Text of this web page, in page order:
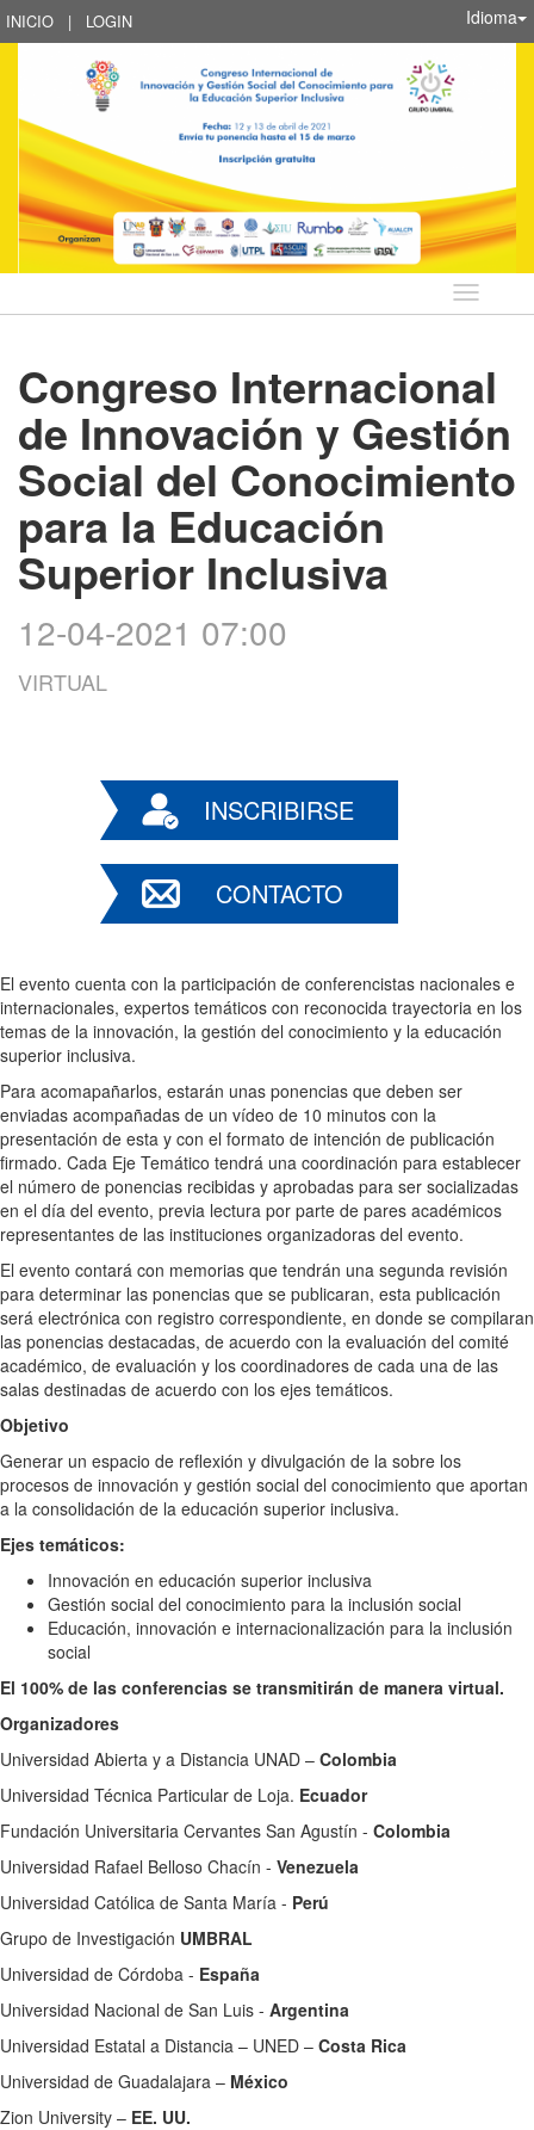
INICIO | LOGIN Idioma
Idioma
Congreso Internacional
de Innovación y Gestión
Social del Conocimiento
para la Educación
Superior Inclusiva
12-04-2021 07:00
VIRTUAL
INSCRIBIRSE
CONTACTO
El evento cuenta con la participación de conferencistas nacionales e
internacionales, expertos temáticos con reconocida trayectoria en los
temas de la innovación, la gestión del conocimiento y la educación
superior inclusiva.
Para acomapañarlos, estarán unas ponencias que deben ser
enviadas acompañadas de un vídeo de 10 minutos con la
presentación de esta y con el formato de intención de publicación
firmado. Cada Eje Temático tendrá una coordinación para establecer
el número de ponencias recibidas y aprobadas para ser socializadas
en el día del evento, previa lectura por parte de pares académicos
representantes de las instituciones organizadoras del evento.
El evento contará con memorias que tendrán una segunda revisión
para determinar las ponencias que se publicaran, esta publicación
será electrónica con registro correspondiente, en donde se compilaran
las ponencias destacadas, de acuerdo con la evaluación del comité
académico, de evaluación y los coordinadores de cada una de las
salas destinadas de acuerdo con los ejes temáticos.
Objetivo
Generar un espacio de reflexión y divulgación de la sobre los
procesos de innovación y gestión social del conocimiento que aportan
a la consolidación de la educación superior inclusiva.
Ejes temáticos:
Innovación en educación superior inclusiva
Gestión social del conocimiento para la inclusión social
Educación, innovación e internacionalización para la inclusión
social
El 100% de las conferencias se transmitirán de manera virtual.
Organizadores
Universidad Abierta y a Distancia UNAD – Colombia
Universidad Técnica Particular de Loja. Ecuador
Fundación Universitaria Cervantes San Agustín - Colombia
Universidad Rafael Belloso Chacín - Venezuela
Universidad Católica de Santa María - Perú
Grupo de Investigación UMBRAL
Universidad de Córdoba - España
Universidad Nacional de San Luis - Argentina
Universidad Estatal a Distancia – UNED – Costa Rica
Universidad de Guadalajara – México
Zion University – EE. UU.